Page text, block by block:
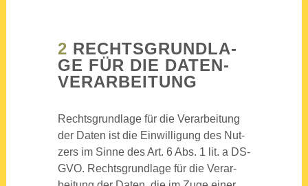
2 RECHTS­GRUND­LA­
GE FÜR DIE DATEN­
VER­AR­BEI­TUNG
Rechts­grund­la­ge für die Ver­ar­bei­tung
der Daten ist die Ein­wil­li­gung des Nut­
zers im Sin­ne des Art. 6 Abs. 1 lit. a DS-
GVO. Rechts­grund­la­ge für die Ver­ar­